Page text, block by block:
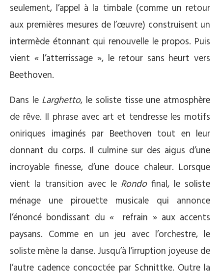
seulement, l’appel à la timbale (comme un retour
aux premières mesures de l’œuvre) construisent un
intermède étonnant qui renouvelle le propos. Puis
vient « l’atterrissage », le retour sans heurt vers
Beethoven.
Dans le Larghetto, le soliste tisse une atmosphère
de rêve. Il phrase avec art et tendresse les motifs
oniriques imaginés par Beethoven tout en leur
donnant du corps. Il culmine sur des aigus d’une
incroyable finesse, d’une douce chaleur. Lorsque
vient la transition avec le Rondofinal, le soliste
ménage une pirouette musicale qui annonce
l’énoncé bondissant du « refrain » aux accents
paysans. Comme en un jeu avec l’orchestre, le
soliste mène la danse. Jusqu’à l’irruption joyeuse de
l’autre cadence concoctée par Schnittke. Outre la